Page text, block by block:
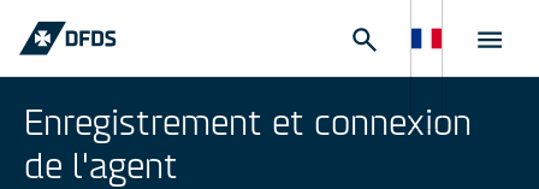
Enregistrement et connexion
de l'agent